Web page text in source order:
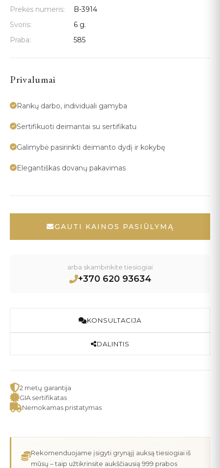
Prekės numeris:
B-3914
Svoris:
6 g.
Praba:
585
Privalumai
Rankų darbo, individuali gamyba
Sertifikuoti deimantai su sertifikatu
Galimybė pasirinkti deimanto dydį ir kokybę
Elegantiškas dovanų pakavimas
GAUTI KAINOS PASIŪLYMĄ
arba skambinkite tiesiogiai
+370 620 93634
KONSULTACIJA
DALINTIS
2 metų garantija
GIA sertifikatas
Nemokamas pristatymas
Rekomenduojame įsigyti grynąjį auksą tiesiogiai iš
mūsų – taip užtikrinsite aukščiausią 999 prabos